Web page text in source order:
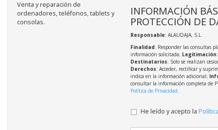
Venta y reparación de
ordenadores, teléfonos, tablets y
consolas.
INFORMACIÓN
PROTECCIÓN DE
Responsable: ALAUDAJA, S.L.
Finalidad: Responder las consultas
información solicitada; Legitimación
Destinatarios: Solo se realizan
Derechos: Acceder, rectificar y
indica en la información adicional;
consultar la información completa de
Política de Privacidad.
He leído y acepto la